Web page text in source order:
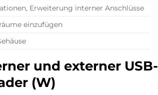
Erweiterung interner Anschlüsse
einzufügen
und externer USB-
(W)